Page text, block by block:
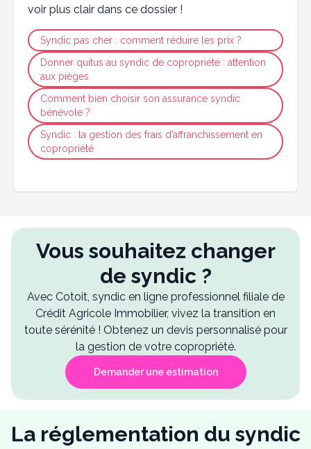
voir plus clair dans ce dossier !
Syndic pas cher : comment réduire les prix ?
Donner quitus au syndic de copropriété : attention
aux pièges
Comment bien choisir son assurance syndic
bénévole ?
Syndic : la gestion des frais d’affranchissement en
copropriété
Vous souhaitez changer
de syndic ?
Avec Cotoit, syndic en ligne professionnel filiale de
Crédit Agricole Immobilier, vivez la transition en
toute sérénité ! Obtenez un devis personnalisé pour
la gestion de votre copropriété.
Demander une estimation
La réglementation du syndic